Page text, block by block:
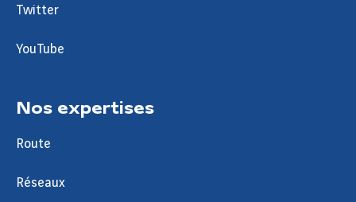
Twitter
YouTube
Nos expertises
Route
Réseaux